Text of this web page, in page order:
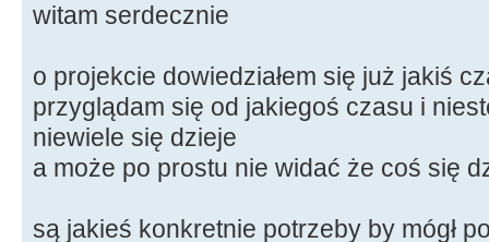
witam serdecznie
o projekcie dowiedziałem się już jakiś
przyglądam się od jakiegoś czasu i
niewiele się dzieje
a może po prostu nie widać że coś się
są jakieś konkretnie potrzeby by mógł